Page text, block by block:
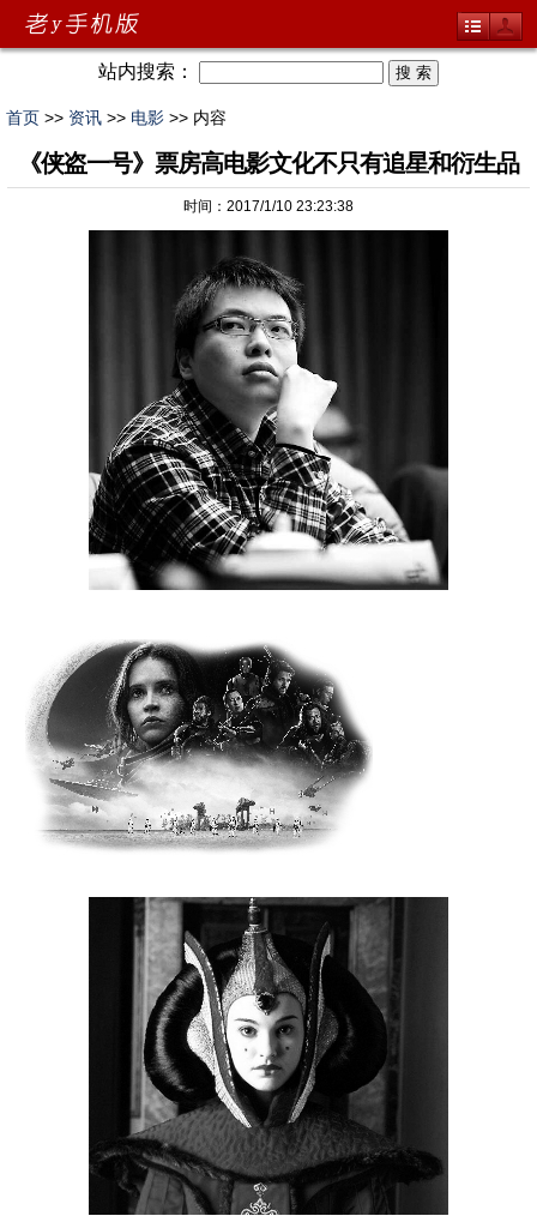
站内搜索：
首页 >> 资讯 >> 电影 >> 内容
《侠盗一号》票房高电影文化不只有追星和衍生品
时间：2017/1/10 23:23:38